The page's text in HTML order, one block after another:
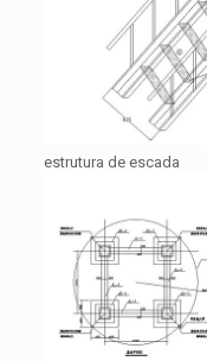
estrutura de escada